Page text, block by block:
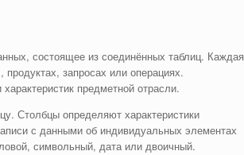
состоящее из соединённых таблиц. Каждая
запросах или операциях.
предметной отрасли.
Столбцы определяют характеристики
с данными об индивидуальных элементах
символьный, дата или двоичный.